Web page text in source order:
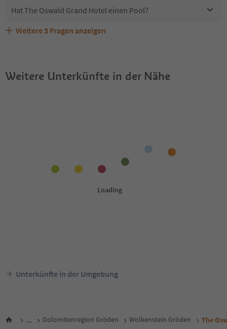
Hat The Oswald Grand Hotel einen Pool?
Sind Haustiere in der Unterkunft The Oswald Grand
Welche Services bietet The Oswald Grand Hotel?
Erhalten die Gäste von The Oswald Grand Hotel einen
Weitere 3 Fragen anzeigen
Weitere Unterkünfte in der Nähe
Unterkünfte in der Umgebung
... Dolomitenregion Gröden Wolkenstein Gröden The